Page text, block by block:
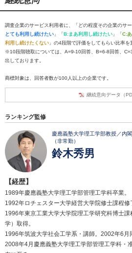
調査企業のサービス利用者に、「どの程度その企業のサ
とても利用し続けたい 」「B:まあ利用し続けたい 」「C:
利用し続けたくない 」の4段階で評価をしてもらい比率を
※10段階聴取については、A=9-10回答、B=6-8回答、
出しております。
商標対象は、回答者数が100人以上の企業です。
継続意向データ（
ランキング監修
慶應義塾大学理工学部教授／内
（非常勤）
鈴木秀男
【経歴】
1989年慶應義塾大学理工学部管理工学科卒業。
1992年ロチェスター大学経営大学院修士課程修
1996年東京工業大学大学院理工学研究科博士
学）取得。
1996年筑波大学社会工学系・講師。2002年6月
2008年4月慶應義塾大学理工学部管理工学科・